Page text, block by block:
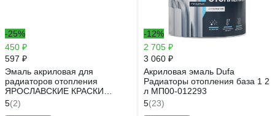
-25%
450 ₽
597 ₽
Эмаль акриловая для
радиаторов отопления
ЯРОСЛАВСКИЕ КРАСКИ
ЯРКРАСКИ, белая матовая,
ведро О06802
5(2)
-12%
2 705 ₽
3 060 ₽
Акриловая эмаль Dufa
Радиаторы отопления база 1 2
л МП00-012293
5(23)